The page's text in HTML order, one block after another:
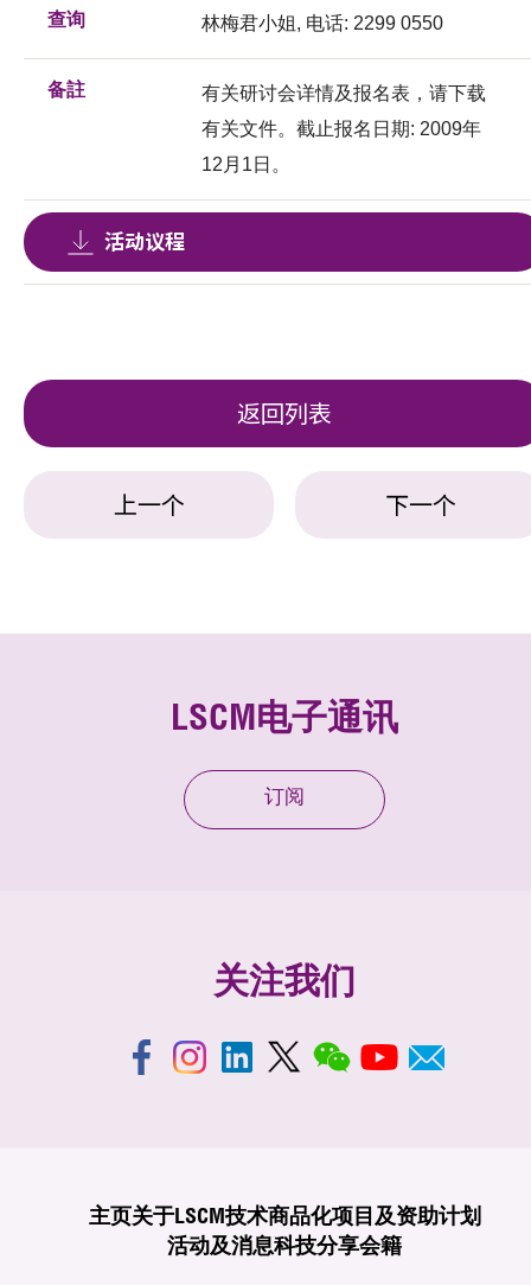
查询 林梅君小姐, 电话: 2299 0550
备註
有关研讨会详情及报名表，请下载
有关文件。截止报名日期: 2009年
12月1日。
活动议程
返回列表
上一个 下一个
LSCM电子通讯
订阅
关注我们
主页关于LSCM技术商品化项目及资助计划
活动及消息科技分享会籍